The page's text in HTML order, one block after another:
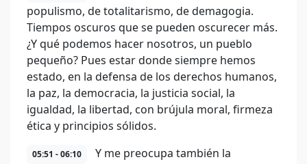
populismo, de totalitarismo, de demagogia.
Tiempos oscuros que se pueden oscurecer más.
¿Y qué podemos hacer nosotros, un pueblo
pequeño? Pues estar donde siempre hemos
estado, en la defensa de los derechos humanos,
la paz, la democracia, la justicia social, la
igualdad, la libertad, con brújula moral, firmeza
ética y principios sólidos.
05:51 - 06:10
Y me preocupa también la